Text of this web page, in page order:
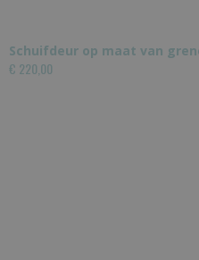
Schuifdeur op maat van
€ 220,00